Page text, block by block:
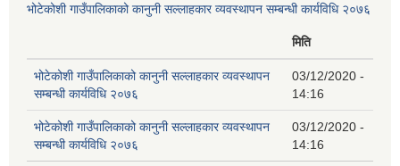
भोटेकोशी गाउँपालिकाको कानुनी सल्लाहकार व्यवस्थापन सम्बन्धी कार्यविधि २०७६
मिति
भोटेकोशी गाउँपालिकाको कानुनी सल्लाहकार व्यवस्थापन
सम्बन्धी कार्यविधि २०७६
03/12/2020 -
14:16
भोटेकोशी गाउँपालिकाको कानुनी सल्लाहकार व्यवस्थापन
सम्बन्धी कार्यविधि २०७६
03/12/2020 -
14:16